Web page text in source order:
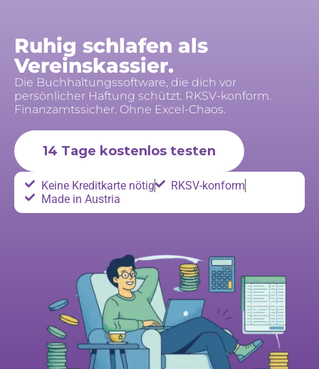
Ruhig schlafen als
Vereinskassier.
Die Buchhaltungssoftware, die dich vor
persönlicher Haftung schützt. RKSV-konform.
Finanzamtssicher. Ohne Excel-Chaos.
14 Tage kostenlos testen
Keine Kreditkarte nötig
RKSV-konform
Made in Austria